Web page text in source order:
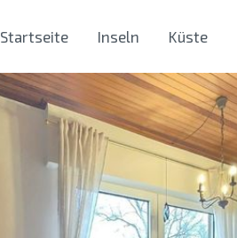
Startseite Inseln Küste